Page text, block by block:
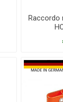
Raccordo